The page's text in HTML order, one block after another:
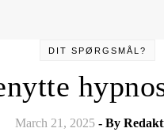
DIT SPØRGSMÅL?
March 21, 2025 - By